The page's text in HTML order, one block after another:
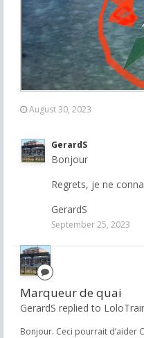
August 30, 2023
GerardS
Bonjour
Regrets, je ne
GerardS
September 25, 2023
Marqueur de quai
GerardS replied to
Bonjour. Ceci pourrait d’aider